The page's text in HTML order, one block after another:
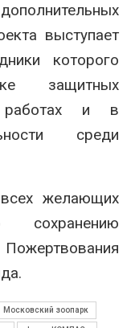
выступает
которого
защитных
работах и в
среди
желающих
Московский зоопарк